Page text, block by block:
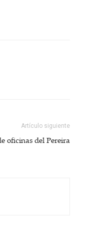
Artículo siguiente
oficinas del Pereira